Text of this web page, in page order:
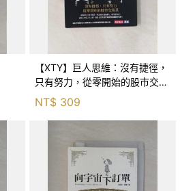
【XTY】巨人思維：沒有捷徑，
只有努力，從零開始的股市交易
員_巨人傑
NT$ 309